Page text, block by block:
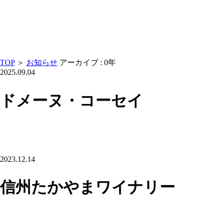
TOP＞ お知らせ アーカイブ : 0年
2025.09.04
ドメーヌ・コーセイ
2023.12.14
信州たかやまワイナリー